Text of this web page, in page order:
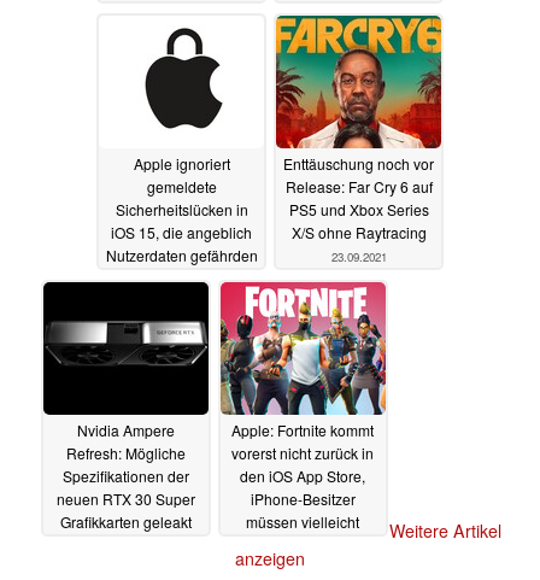
27.09.2021
Apple ignoriert
gemeldete
Sicherheitslücken in
iOS 15, die angeblich
Nutzerdaten gefährden
25.09.2021
Enttäuschung noch vor
Release: Far Cry 6 auf
PS5 und Xbox Series
X/S ohne Raytracing
23.09.2021
Nvidia Ampere
Refresh: Mögliche
Spezifikationen der
neuen RTX 30 Super
Grafikkarten geleakt
Apple: Fortnite kommt
vorerst nicht zurück in
den iOS App Store,
iPhone-Besitzer
müssen vielleicht
verzichten
Weitere Artikel
anzeigen